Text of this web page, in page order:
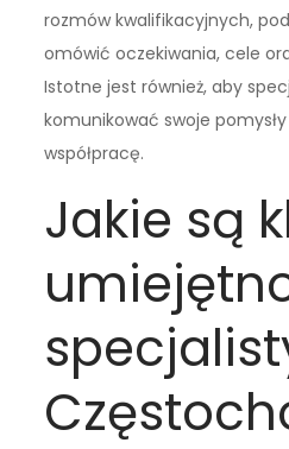
rozmów kwalifikacyjnych,
omówić oczekiwania, cele
Istotne jest również, aby
komunikować swoje
współpracę.
Jakie są